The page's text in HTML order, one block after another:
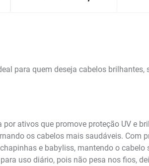
para quem deseja cabelos
ativos que promove proteção UV e
os cabelos mais saudáveis. Com
e babyliss, mantendo o
uso diário, pois não pesa nos fios,